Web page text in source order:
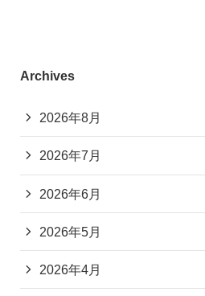
Archives
2026年8月
2026年7月
2026年6月
2026年5月
2026年4月